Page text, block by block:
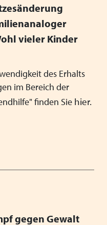
vieler Kinder
des Erhalts
im Bereich der
finden Sie hier.
gegen Gewalt